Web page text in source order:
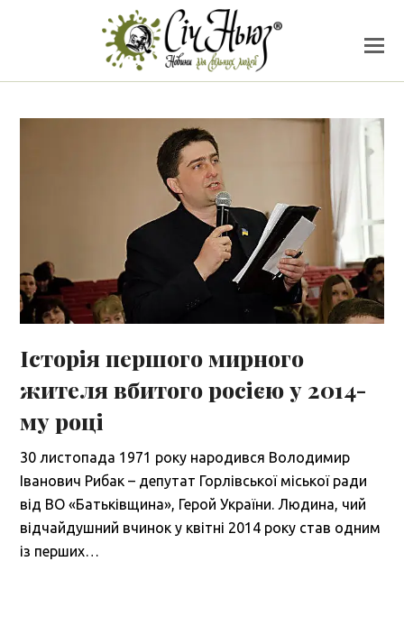
Історія першого мирного
жителя вбитого росією у 2014-
му році
30 листопада 1971 року народився Володимир
Іванович Рибак – депутат Горлівської міської ради
від ВО «Батьківщина», Герой України. Людина, чий
відчайдушний вчинок у квітні 2014 року став одним
із перших…